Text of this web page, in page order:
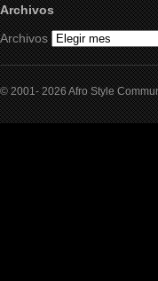
Archivos
Archivos
© 2001- 2026 Afro Style